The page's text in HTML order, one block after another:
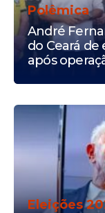
Polêmica
André
do Ceará
após
Eleições